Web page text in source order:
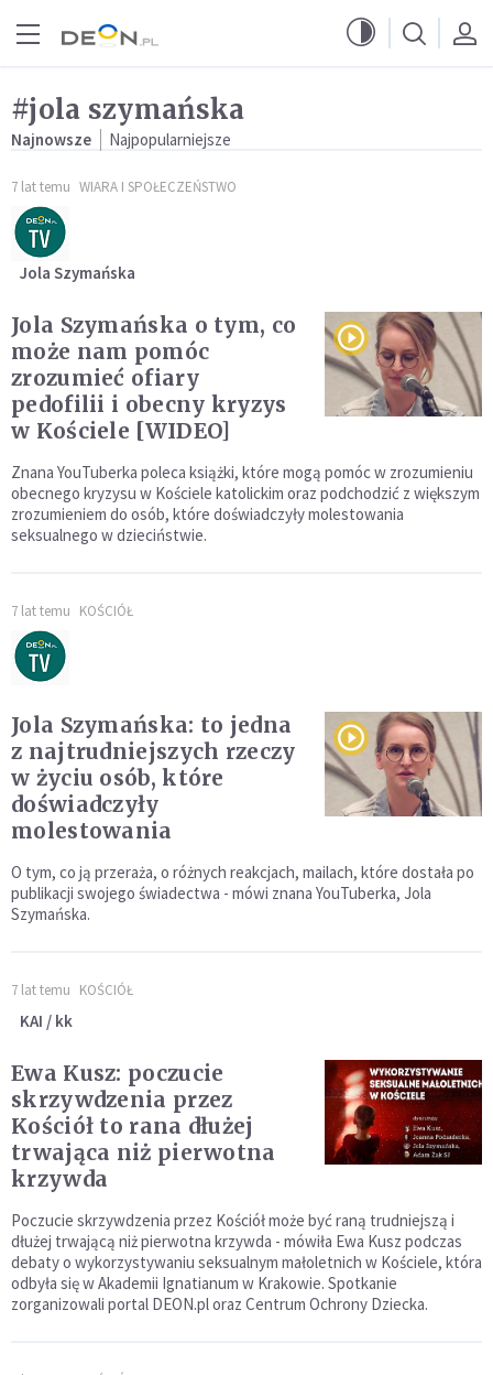
#jola szymańska
Najnowsze Najpopularniejsze
7 lat temu WIARA I SPOŁECZEŃSTWO
Jola Szymańska
Jola Szymańska o tym, co
może nam pomóc
zrozumieć ofiary
pedofilii i obecny kryzys
w Kościele [WIDEO]
Znana YouTuberka poleca książki, które mogą pomóc w zrozumieniu
obecnego kryzysu w Kościele katolickim oraz podchodzić z większym
zrozumieniem do osób, które doświadczyły molestowania
seksualnego w dzieciństwie.
7 lat temu KOŚCIÓŁ
Jola Szymańska: to jedna
z najtrudniejszych rzeczy
w życiu osób, które
doświadczyły
molestowania
O tym, co ją przeraża, o różnych reakcjach, mailach, które dostała po
publikacji swojego świadectwa - mówi znana YouTuberka, Jola
Szymańska.
7 lat temu KOŚCIÓŁ
KAI / kk
Ewa Kusz: poczucie
skrzywdzenia przez
Kościół to rana dłużej
trwająca niż pierwotna
krzywda
Poczucie skrzywdzenia przez Kościół może być raną trudniejszą i
dłużej trwającą niż pierwotna krzywda - mówiła Ewa Kusz podczas
debaty o wykorzystywaniu seksualnym małoletnich w Kościele, która
odbyła się w Akademii Ignatianum w Krakowie. Spotkanie
zorganizowali portal DEON.pl oraz Centrum Ochrony Dziecka.